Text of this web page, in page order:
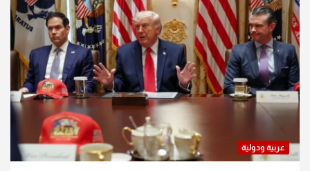
عربية ودولية